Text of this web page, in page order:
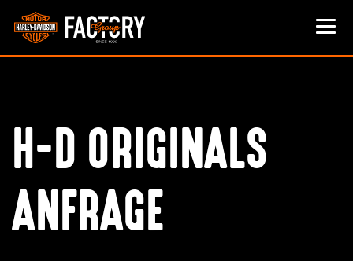
H-D ORIGINALS
ANFRAGE